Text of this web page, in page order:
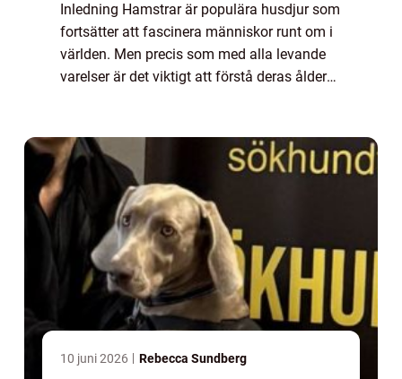
Inledning Hamstrar är populära husdjur som
fortsätter att fascinera människor runt om i
världen. Men precis som med alla levande
varelser är det viktigt att förstå deras ålder
10 juni 2026 Rebecca Sundberg